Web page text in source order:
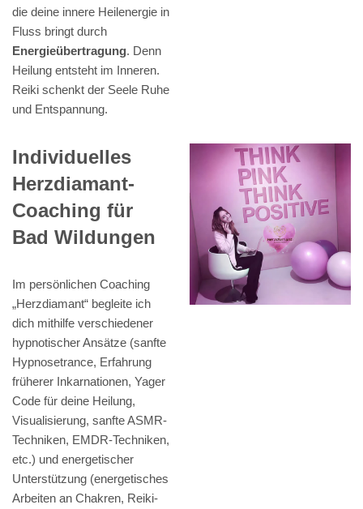
die deine innere Heilenergie in
Fluss bringt durch
Energieübertragung. Denn
Heilung entsteht im Inneren.
Reiki schenkt der Seele Ruhe
und Entspannung.
Individuelles
Herzdiamant-
Coaching für
Bad Wildungen
Im persönlichen Coaching
„Herzdiamant“ begleite ich
dich mithilfe verschiedener
hypnotischer Ansätze (sanfte
Hypnosetrance, Erfahrung
früherer Inkarnationen, Yager
Code für deine Heilung,
Visualisierung, sanfte ASMR-
Techniken, EMDR-Techniken,
etc.) und energetischer
Unterstützung (energetisches
Arbeiten an Chakren, Reiki-